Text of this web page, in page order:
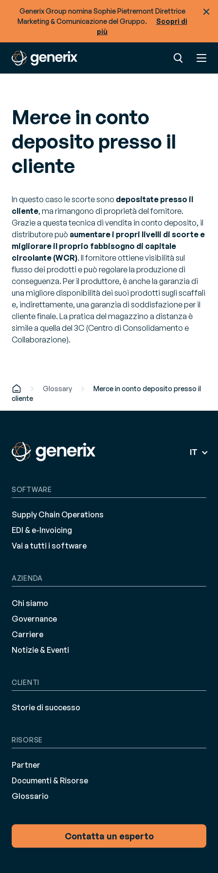
Generix Group nomina Sophie Pietremont Direttrice
Marketing & Comunicazione del Gruppo.
Scopri di
più
Merce in conto
deposito presso il
cliente
In questo caso le scorte sono depositate presso il
cliente, ma rimangono di proprietà del fornitore.
Grazie a questa tecnica di vendita in conto deposito, il
distributore può aumentare i propri livelli di scorte e
migliorare il proprio fabbisogno di capitale
circolante (WCR). Il fornitore ottiene visibilità sul
flusso dei prodotti e può regolare la produzione di
conseguenza. Per il produttore, è anche la garanzia di
una migliore disponibilità dei suoi prodotti sugli scaffali
e, indirettamente, una garanzia di soddisfazione per il
cliente finale. La pratica del magazzino a distanza è
simile a quella del 3C (Centro di Consolidamento e
Collaborazione).
Glossary
Merce in conto deposito presso il
cliente
IT
SOFTWARE
Supply Chain Operations
EDI & e-Invoicing
Vai a tutti i software
AZIENDA
Chi siamo
Governance
Carriere
Notizie & Eventi
CLIENTI
Storie di successo
RISORSE
Partner
Documenti & Risorse
Glossario
Contatta un esperto